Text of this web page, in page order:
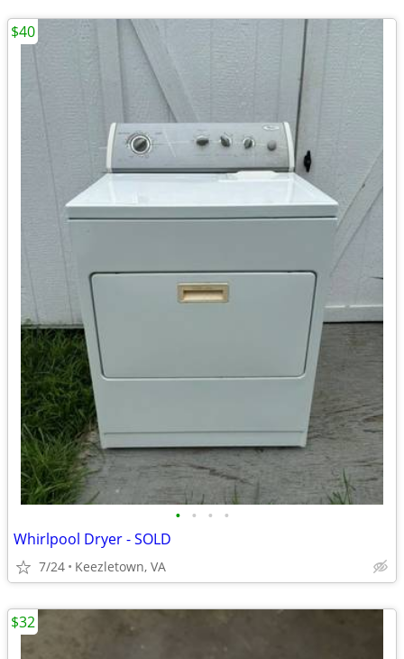
• • • •
Whirlpool Dryer - SOLD
7/24 Keezletown, VA
$40
$32